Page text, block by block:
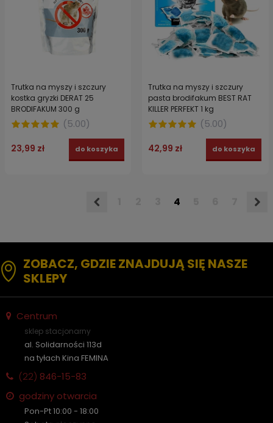
Trutka na myszy i szczury
kostka gryzki DERAT 25
BRODIFAKUM 300 g
(5.00)
23,99 zł do koszyka
Trutka na myszy i szczury
pasta brodifakum BEST RAT
KILLER PERFEKT 1 kg
(5.00)
42,99 zł do koszyka
4
ZOBACZ, GDZIE ZNAJDUJĄ SIĘ NASZE
SKLEPY
Centrum
sklep stacjonarny
al. Solidarności 113d
na tyłach Kina FEMINA
(22) 846-15-83
godziny otwarcia
Pon-Pt 10:00 - 18:00